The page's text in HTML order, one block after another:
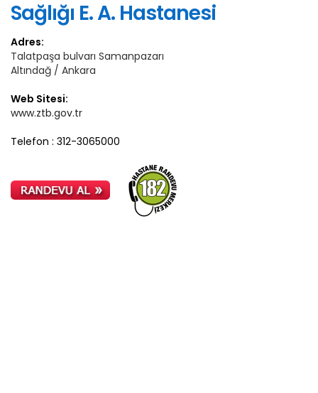
Sağlığı E. A. Hastanesi
Adres:
Talatpaşa bulvarı Samanpazarı
Altındağ / Ankara
Web Sitesi:
www.ztb.gov.tr
Telefon : 312-3065000